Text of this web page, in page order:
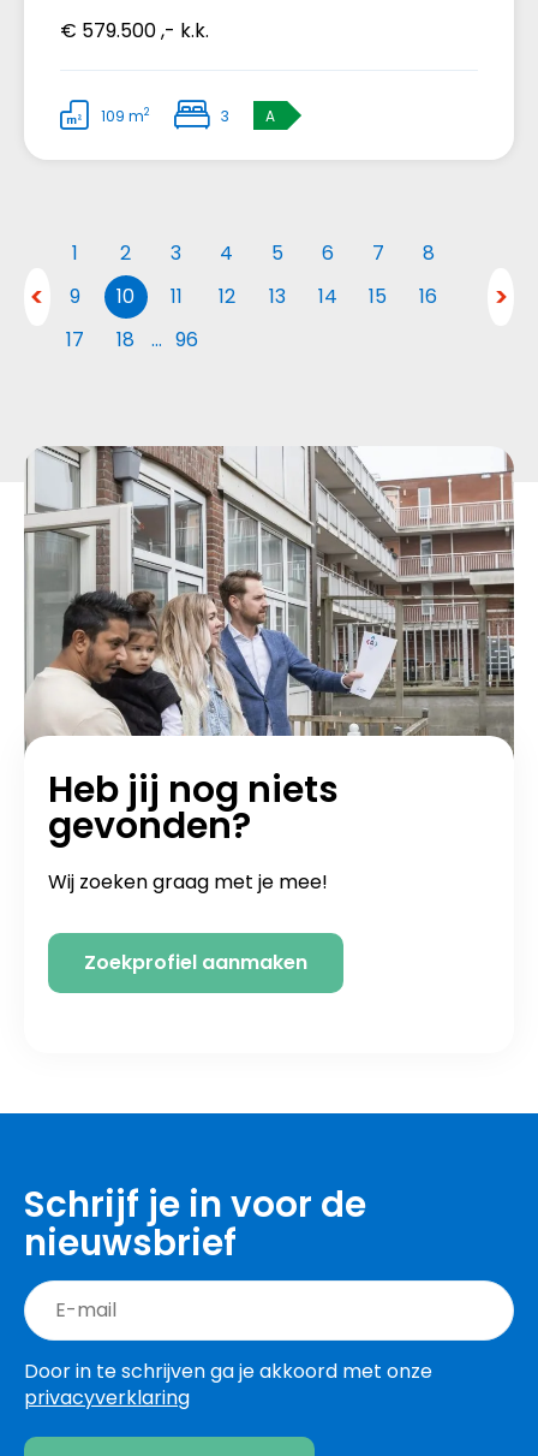
€ 579.500 ,- k.k.
109 m2 3 A
1 2 3 4 5 6 7
8
9
10 11 12 13 14 15
16
17
18 … 96
Heb jij nog niets
gevonden?
Wij zoeken graag met je mee!
Zoekprofiel aanmaken
Schrijf je in voor de
nieuwsbrief
Door in te schrijven ga je akkoord met onze
privacyverklaring